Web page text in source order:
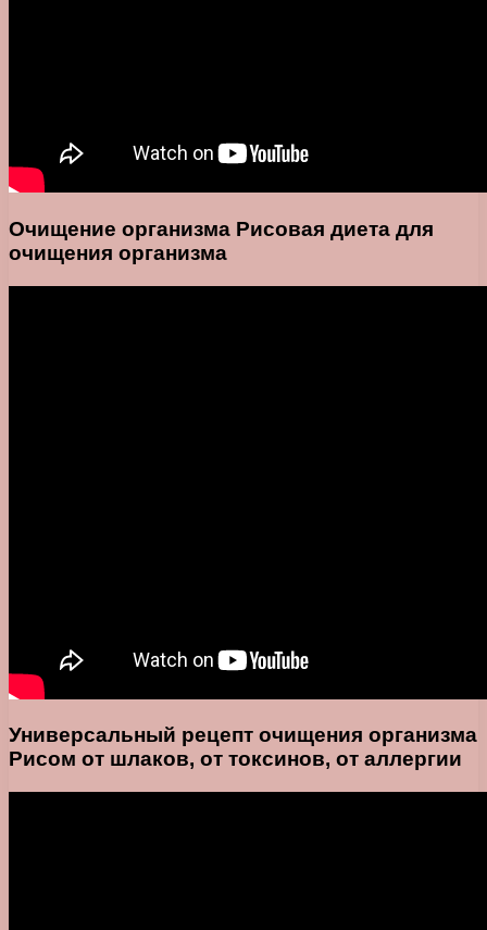
Очищение организма Рисовая диета для
очищения организма
Универсальный рецепт очищения организма
Рисом от шлаков, от токсинов, от аллергии